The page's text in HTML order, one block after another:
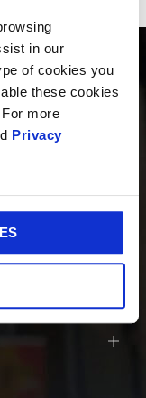
in our
of cookies you
these cookies
more
Privacy